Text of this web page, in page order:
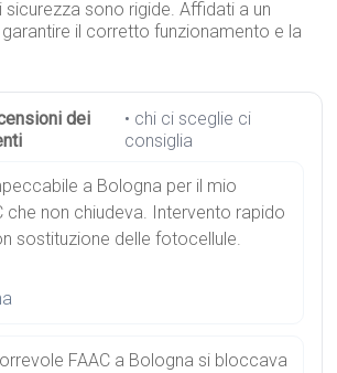
sicurezza sono rigide. Affidati a un
il corretto funzionamento e la
dei
• chi ci sceglie ci
consiglia
a Bologna per il mio
che non chiudeva. Intervento rapido
sostituzione delle fotocellule.
FAAC a Bologna si bloccava